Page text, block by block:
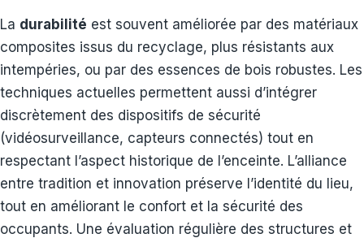
La durabilité est souvent améliorée par des matériaux
composites issus du recyclage, plus résistants aux
intempéries, ou par des essences de bois robustes. Les
techniques actuelles permettent aussi d’intégrer
discrètement des dispositifs de sécurité
(vidéosurveillance, capteurs connectés) tout en
respectant l’aspect historique de l’enceinte. L’alliance
entre tradition et innovation préserve l’identité du lieu,
tout en améliorant le confort et la sécurité des
occupants. Une évaluation régulière des structures et